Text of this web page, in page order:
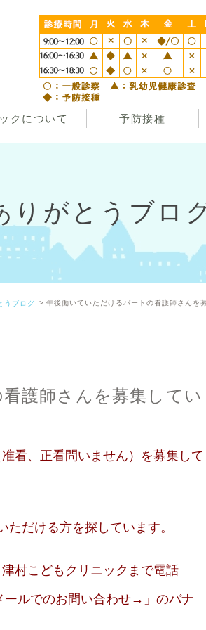
クについて 予防接種
りがとうブロ
うブログ 午後働いていただけるパートの看護師さんを
護師さんを募集してい
看、正看問いません）を募集して
だける方を探しています。
村こどもクリニックまで電話
ールでのお問い合わせ→」のバナ